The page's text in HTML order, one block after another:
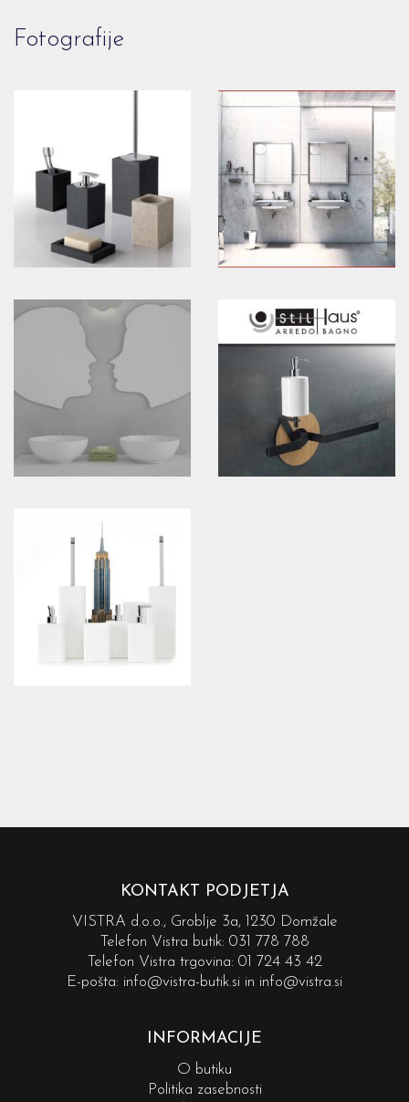
Fotografije
KONTAKT PODJETJA
VISTRA d.o.o., Groblje 3a, 1230 Domžale
Telefon Vistra butik: 031 778 788
Telefon Vistra trgovina: 01 724 43 42
E-pošta: info@vistra-butik.si in info@vistra.si
INFORMACIJE
O butiku
Politika zasebnosti